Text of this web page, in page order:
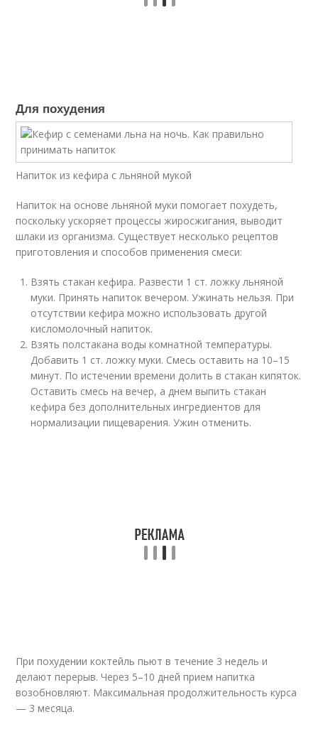
Для похудения
Напиток из кефира с льняной мукой
Напиток на основе льняной муки помогает похудеть,
поскольку ускоряет процессы жиросжигания, выводит
шлаки из организма. Существует несколько рецептов
приготовления и способов применения смеси:
Взять стакан кефира. Развести 1 ст. ложку льняной
муки. Принять напиток вечером. Ужинать нельзя. При
отсутствии кефира можно использовать другой
кисломолочный напиток.
Взять полстакана воды комнатной температуры.
Добавить 1 ст. ложку муки. Смесь оставить на 10–15
минут. По истечении времени долить в стакан кипяток.
Оставить смесь на вечер, а днем выпить стакан
кефира без дополнительных ингредиентов для
нормализации пищеварения. Ужин отменить.
При похудении коктейль пьют в течение 3 недель и
делают перерыв. Через 5–10 дней прием напитка
возобновляют. Максимальная продолжительность курса
— 3 месяца.